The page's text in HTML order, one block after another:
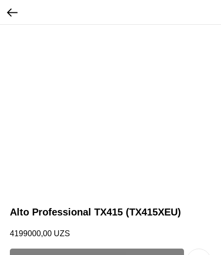
Alto Professional TX415 (TX415XEU)
4199000,00 UZS